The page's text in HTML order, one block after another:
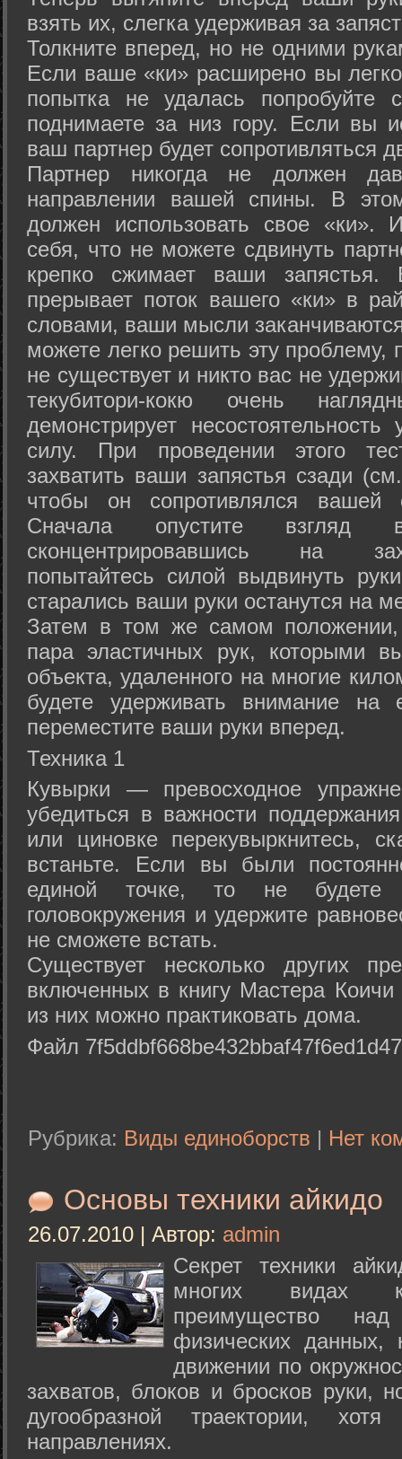
взять их, слегка удерживая за
Толкните вперед, но не одними
Если ваше «ки» расширено вы
попытка не удалась попробуйте
поднимаете за низ гору. Если вы
ваш партнер будет сопротивляться
Партнер никогда не должен
направлении вашей спины. В
должен использовать свое «ки».
себя, что не можете сдвинуть
крепко сжимает ваши запястья.
прерывает поток вашего «ки» в
словами, ваши мысли
можете легко решить эту проблему,
не существует и никто вас не
текубитори-кокю очень
демонстрирует
силу. При проведении этого
захватить ваши запястья сзади
чтобы он сопротивлялся вашей
Сначала опустите
сконцентрировавшись на
попытайтесь силой выдвинуть
старались ваши руки останутся на
Затем в том же самом положении,
пара эластичных рук, которыми
объекта, удаленного на многие
будете удерживать внимание на
переместите ваши руки вперед.
Техника 1
Кувырки — превосходное
убедиться в важности
или циновке перекувыркнитесь,
встаньте. Если вы были
единой точке, то не будете
головокружения и удержите
не сможете встать.
Существует несколько других
включенных в книгу Мастера
из них можно практиковать дома.
Файл
Рубрика: Виды единоборств | Нет
Основы техники айкидо
26.07.2010 | Автор: admin
Секрет техники
многих видах
преимущество
физических данных,
движении по
захватов, блоков и бросков руки,
дугообразной траектории,
направлениях.